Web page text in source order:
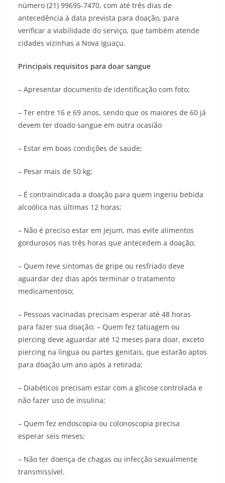
número (21) 99695-7470, com até três dias de
antecedência à data prevista para doação, para
verificar a viabilidade do serviço, que também atende
cidades vizinhas a Nova Iguaçu.
Principais requisitos para doar sangue
– Apresentar documento de identificação com foto;
– Ter entre 16 e 69 anos, sendo que os maiores de 60 já
devem ter doado sangue em outra ocasião
– Estar em boas condições de saúde;
– Pesar mais de 50 kg;
– É contraindicada a doação para quem ingeriu bebida
alcoólica nas últimas 12 horas;
– Não é preciso estar em jejum, mas evite alimentos
gordurosos nas três horas que antecedem a doação;
– Quem teve sintomas de gripe ou resfriado deve
aguardar dez dias após terminar o tratamento
medicamentoso;
– Pessoas vacinadas precisam esperar até 48 horas
para fazer sua doação; – Quem fez tatuagem ou
piercing deve aguardar até 12 meses para doar, exceto
piercing na língua ou partes genitais, que estarão aptos
para doação um ano após a retirada;
– Diabéticos precisam estar com a glicose controlada e
não fazer uso de insulina;
– Quem fez endoscopia ou colonoscopia precisa
esperar seis meses;
– Não ter doença de chagas ou infecção sexualmente
transmissível.